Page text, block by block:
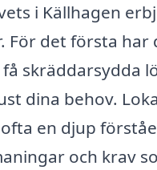
i Källhagen
För det första har
skräddarsydda
dina behov.
en djup
och krav